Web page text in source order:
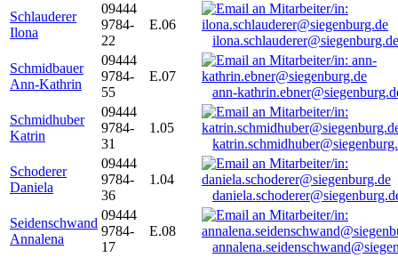
Schlauderer
Ilona
09444
9784-
22
E.06
ilona.schlauderer@siegenburg.de
Schmidbauer
Ann-Kathrin
09444
9784-
55
E.07
ann-
Schmidhuber
Katrin
09444
9784-
31
1.05
Schoderer
Daniela
09444
9784-
36
1.04
Seidenschwand
Annalena
09444
9784-
17
E.08